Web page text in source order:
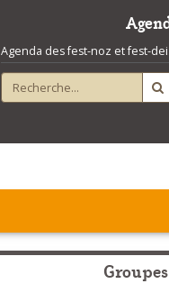
Agenda des fest-noz et fest-